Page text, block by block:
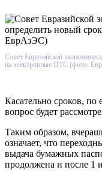
Совет Евразийской
на электронные ПТС (фото:
Касательно сроков, по
вопрос будет
Таким образом,
означает, что
выдача бумажных
продолжена и после 1